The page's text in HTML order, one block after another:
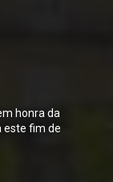
honra da
este fim de